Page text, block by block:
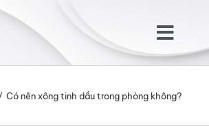
Có nên xông tinh dầu trong phòng không?